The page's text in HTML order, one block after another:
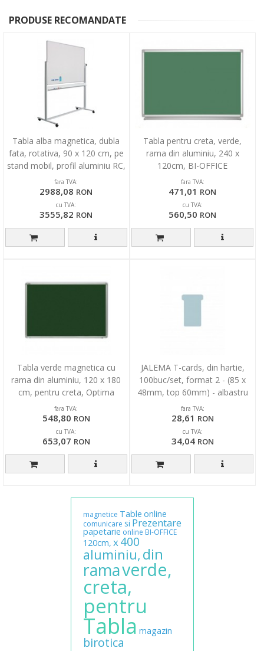
PRODUSE RECOMANDATE
Tabla alba magnetica, dubla
fata, rotativa, 90 x 120 cm, pe
stand mobil, profil aluminiu RC,
SMIT
fara TVA:
2988,08 RON
cu TVA:
3555,82 RON
Tabla pentru creta, verde,
rama din aluminiu, 240 x
120cm, BI-OFFICE
fara TVA:
471,01 RON
cu TVA:
560,50 RON
Tabla verde magnetica cu
rama din aluminiu, 120 x 180
cm, pentru creta, Optima
fara TVA:
548,80 RON
cu TVA:
653,07 RON
JALEMA T-cards, din hartie,
100buc/set, format 2 - (85 x
48mm, top 60mm) - albastru
fara TVA:
28,61 RON
cu TVA:
34,04 RON
magnetice Table online
comunicare si Prezentare
papetarie online BI-OFFICE
120cm, x400
aluminiu, din
ramaverde,
creta,
pentru
Tabla magazin
birotica